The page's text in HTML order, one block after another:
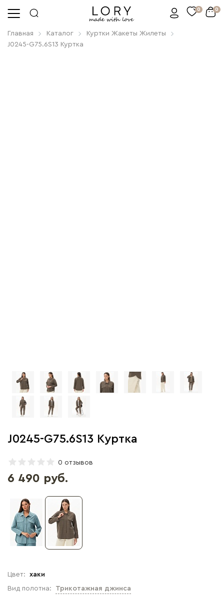
0 0
Главная Каталог
Куртки Жакеты Жилеты
J0245-G75.6S13 Куртка
J0245-G75.6S13 Куртка
0 отзывов
Вид полотна: Трикотажная джинса
Цвет: хаки
6 490 руб.